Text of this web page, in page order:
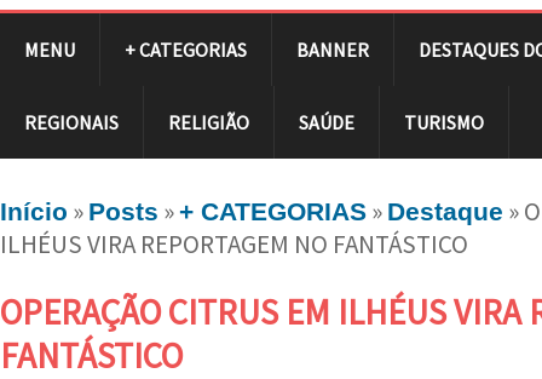
MENU + CATEGORIAS BANNER DESTAQUES
REGIONAIS RELIGIÃO SAÚDE TURISMO
Início » Posts »+ CATEGORIAS » Destaque »
ILHÉUS VIRA REPORTAGEM NO FANTÁSTICO
OPERAÇÃO CITRUS EM ILHÉUS VIRA
FANTÁSTICO